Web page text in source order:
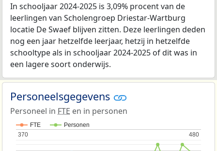
In schooljaar 2024-2025 is 3,09% procent van de
leerlingen van Scholengroep Driestar-Wartburg
locatie De Swaef blijven zitten. Deze leerlingen deden
nog een jaar hetzelfde leerjaar, hetzij in hetzelfde
schooltype als in schooljaar 2024-2025 of dit was in
een lagere soort onderwijs.
Personeelsgegevens
Personeel in FTE en in personen
FTE Personen
370
370 480
480